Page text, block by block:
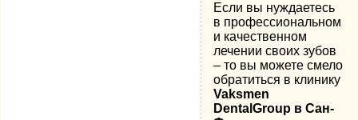
Если вы нуждаетесь
в профессиональном
и качественном
лечении своих зубов
– то вы можете смело
обратиться в клинику
Vaksmen
DentalGroup в Сан-